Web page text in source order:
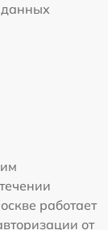
данных
работает
от